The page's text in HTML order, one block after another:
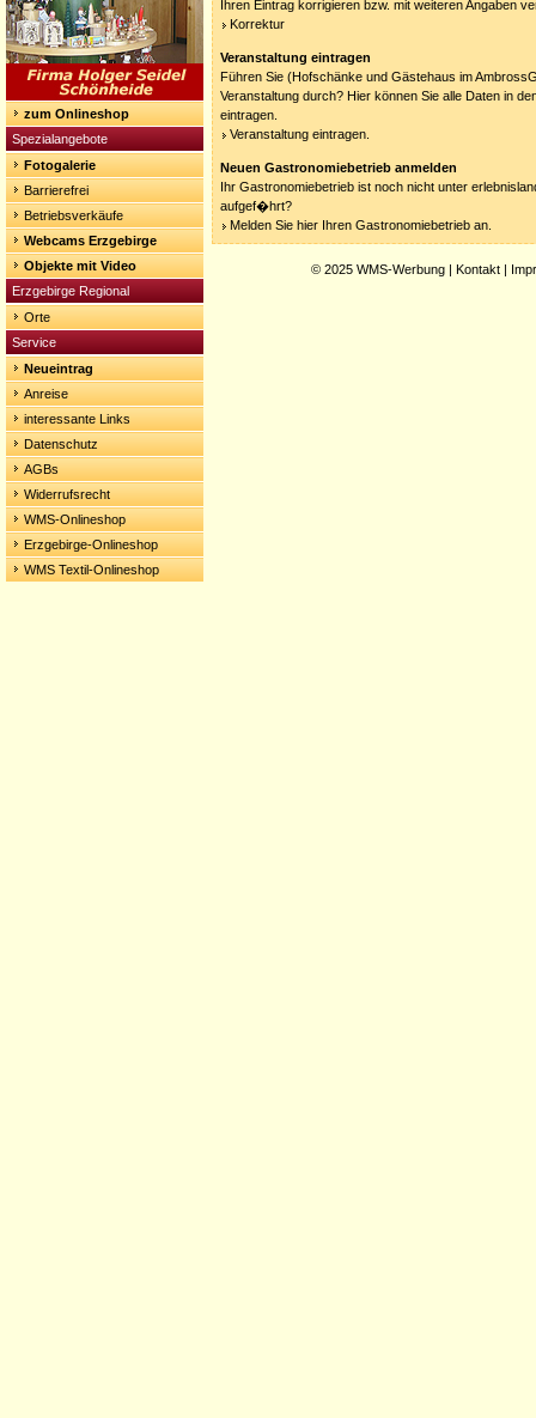
zum Onlineshop
Spezialangebote
Fotogalerie
Barrierefrei
Betriebsverkäufe
Webcams Erzgebirge
Objekte mit Video
Erzgebirge Regional
Orte
Service
Neueintrag
Anreise
interessante Links
Datenschutz
AGBs
Widerrufsrecht
WMS-Onlineshop
Erzgebirge-Onlineshop
WMS Textil-Onlineshop
Ihren Eintrag korrigieren bzw. mit weiteren Angaben
Korrektur
Veranstaltung eintragen
Führen Sie (Hofschänke und Gästehaus im
Veranstaltung durch? Hier können Sie alle Daten in
eintragen.
Veranstaltung eintragen.
Neuen Gastronomiebetrieb anmelden
Ihr Gastronomiebetrieb ist noch nicht unter
aufgef�hrt?
Melden Sie hier Ihren Gastronomiebetrieb an.
© 2025 WMS-Werbung | Kontakt |